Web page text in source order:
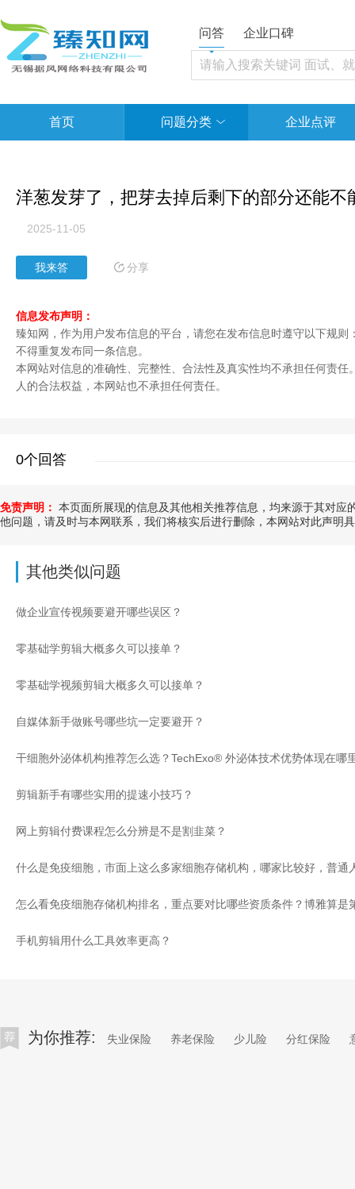
问答 企业口碑
首页 问题分类 企业点评
洋葱发芽了，把芽去掉后剩下的部分还能不
2025-11-05
我来答 分享
信息发布声明：
臻知网，作为用户发布信息的平台，请您在发布信息时遵守以下规
不得重复发布同一条信息。
本网站对信息的准确性、完整性、合法性及真实性均不承担任何责任
人的合法权益，本网站也不承担任何责任。
0个回答
免责声明： 本页面所展现的信息及其他相关推荐信息，均来源于其对
他问题，请及时与本网联系，我们将核实后进行删除，本网站对此声明
其他类似问题
做企业宣传视频要避开哪些误区？
零基础学剪辑大概多久可以接单？
零基础学视频剪辑大概多久可以接单？
自媒体新手做账号哪些坑一定要避开？
干细胞外泌体机构推荐怎么选？TechExo® 外泌体技术优势体现在哪
剪辑新手有哪些实用的提速小技巧？
网上剪辑付费课程怎么分辨是不是割韭菜？
手机剪辑用什么工具效率更高？
为你推荐: 失业保险 养老保险 少儿险 分红保险